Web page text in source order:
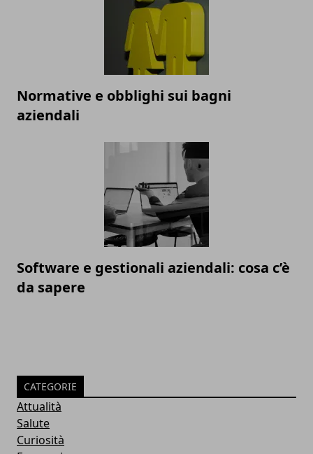
Normative e obblighi sui bagni
aziendali
Software e gestionali aziendali: cosa c’è
da sapere
CATEGORIE
Attualità
Salute
Curiosità